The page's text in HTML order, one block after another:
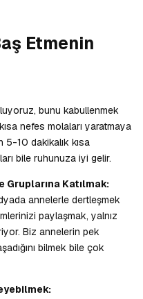
Etmenin
bunu kabullenmek
nefes molaları yaratmaya
5-10 dakikalık kısa
bile ruhunuza iyi gelir.
Gruplarına Katılmak:
annelerle dertleşmek
paylaşmak, yalnız
Biz annelerin pek
bilmek bile çok